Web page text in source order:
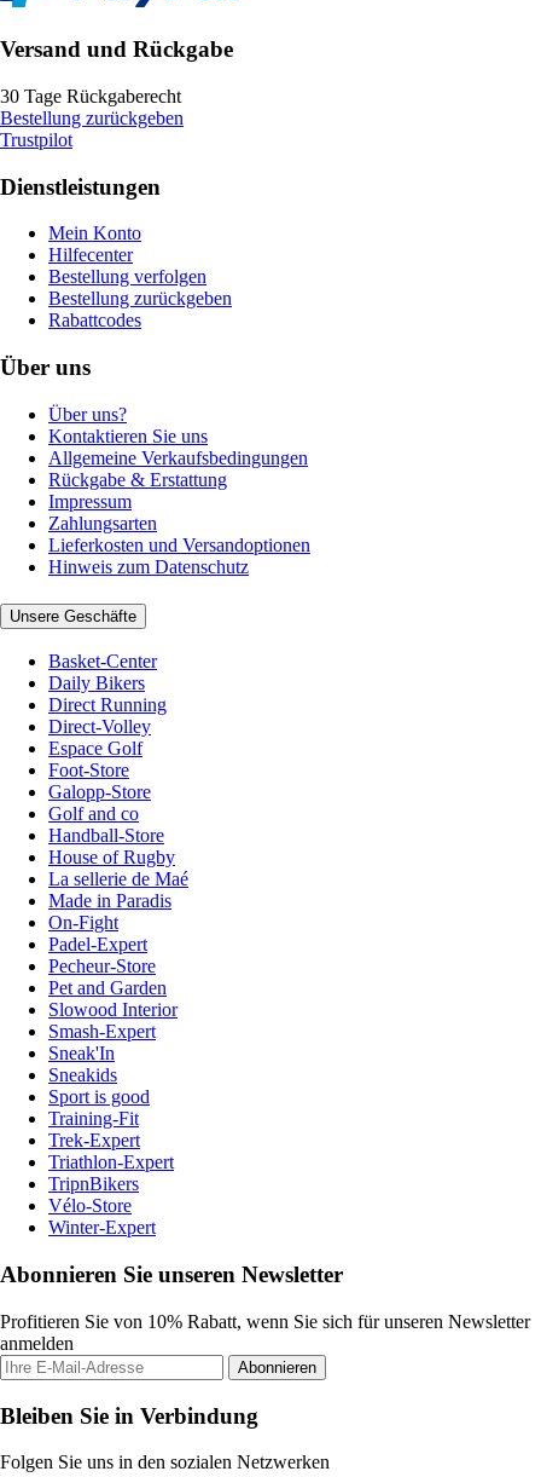
Versand und Rückgabe
30 Tage Rückgaberecht
Bestellung zurückgeben
Trustpilot
Dienstleistungen
Mein Konto
Hilfecenter
Bestellung verfolgen
Bestellung zurückgeben
Rabattcodes
Über uns
Über uns?
Kontaktieren Sie uns
Allgemeine Verkaufsbedingungen
Rückgabe & Erstattung
Impressum
Zahlungsarten
Lieferkosten und Versandoptionen
Hinweis zum Datenschutz
Unsere Geschäfte
Basket-Center
Daily Bikers
Direct Running
Direct-Volley
Espace Golf
Foot-Store
Galopp-Store
Golf and co
Handball-Store
House of Rugby
La sellerie de Maé
Made in Paradis
On-Fight
Padel-Expert
Pecheur-Store
Pet and Garden
Slowood Interior
Smash-Expert
Sneak'In
Sneakids
Sport is good
Training-Fit
Trek-Expert
Triathlon-Expert
TripnBikers
Vélo-Store
Winter-Expert
Abonnieren Sie unseren Newsletter
Profitieren Sie von 10% Rabatt, wenn Sie sich für unseren Newsletter
anmelden
Abonnieren
Bleiben Sie in Verbindung
Folgen Sie uns in den sozialen Netzwerken